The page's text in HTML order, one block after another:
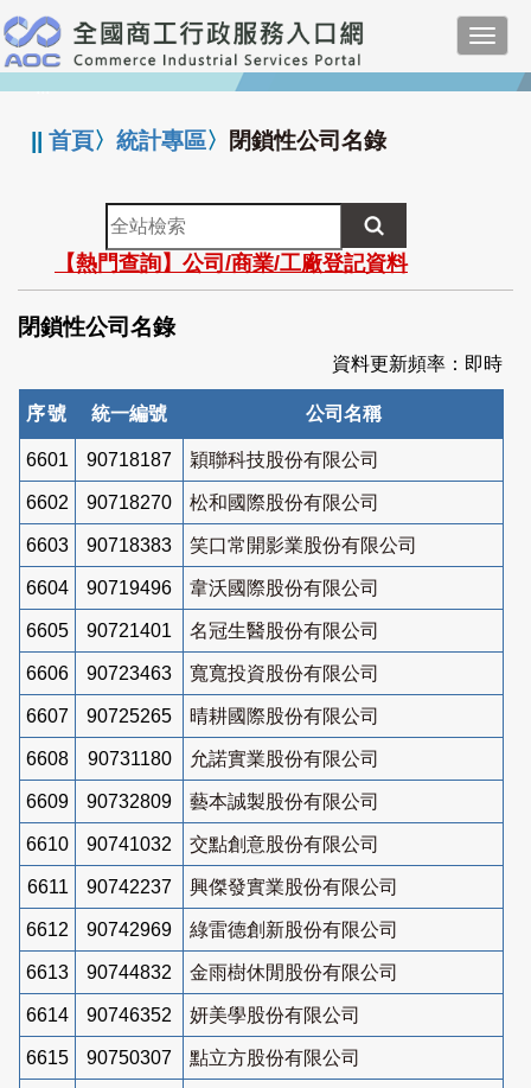
跳
到
主
要
:::
||首頁〉統計專區〉 閉鎖性公司名錄
全
站
檢
索
【熱門查詢】公司/商業/工廠登記資料
閉鎖性公司名錄
資料更新頻率：即時
序號 統一編號 公司名稱
6601 90718187 穎聯科技股份有限公司
6602 90718270 松和國際股份有限公司
6603 90718383 笑口常開影業股份有限公司
6604 90719496 韋沃國際股份有限公司
6605 90721401 名冠生醫股份有限公司
6606 90723463 寬寬投資股份有限公司
6607 90725265 晴耕國際股份有限公司
6608 90731180 允諾實業股份有限公司
6609 90732809 藝本誠製股份有限公司
6610 90741032 交點創意股份有限公司
6611 90742237 興傑發實業股份有限公司
6612 90742969 綠雷德創新股份有限公司
6613 90744832 金雨樹休閒股份有限公司
6614 90746352 妍美學股份有限公司
6615 90750307 點立方股份有限公司